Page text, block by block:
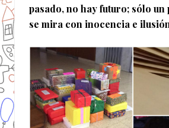
pasado, no hay futuro; sólo un
se mira con inocencia e